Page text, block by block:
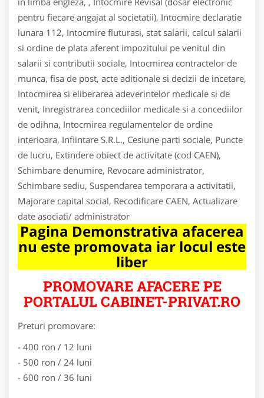
pentru fiecare angajat al societatii), Intocmire declaratie
lunara 112, Intocmire fluturasi, stat salarii, calcul salarii
si ordine de plata aferent impozitului pe venitul din
salarii si contributii sociale, Intocmirea contractelor de
munca, fisa de post, acte aditionale si decizii de incetare,
Intocmirea si eliberarea adeverintelor medicale si de
venit, Inregistrarea concediilor medicale si a concediilor
de odihna, Intocmirea regulamentelor de ordine
interioara, Infiintare S.R.L., Cesiune parti sociale, Puncte
de lucru, Extindere obiect de activitate (cod CAEN),
Schimbare denumire, Revocare administrator,
Schimbare sediu, Suspendarea temporara a activitatii,
Majorare capital social, Recodificare CAEN, Actualizare
date asociati/ administrator
Pagina Demonstrativa afacerea
nu este promovata iar locul este
liber
PROMOVARE AFACERE PE
PORTALUL CABINET-PRIVAT.RO
Preturi promovare:
- 400 ron / 12 luni
- 500 ron / 24 luni
- 600 ron / 36 luni